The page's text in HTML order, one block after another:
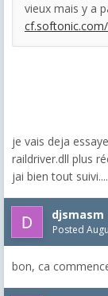
vieux mais y a
je vais deja
raildriver.dll plus
jai bien tout
djsmasm
Posted
bon, ca